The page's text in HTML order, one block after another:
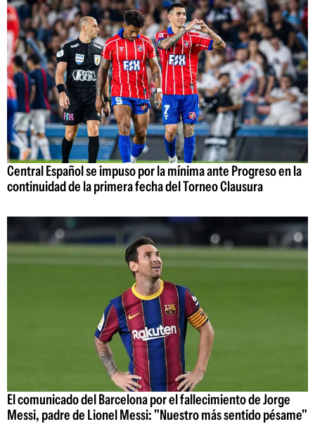
Central Español se impuso por la mínima ante Progreso en la
continuidad de la primera fecha del Torneo Clausura
El comunicado del Barcelona por el fallecimiento de Jorge
Messi, padre de Lionel Messi: "Nuestro más sentido pésame"